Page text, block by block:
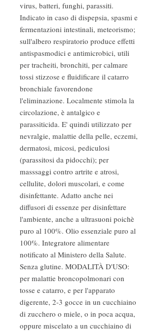
virus, batteri, funghi, parassiti.
Indicato in caso di dispepsia, spasmi e
fermentazioni intestinali, meteorismo;
sull'albero respiratorio produce effetti
antispasmodici e antimicrobici, utili
per tracheiti, bronchiti, per calmare
tossi stizzose e fluidificare il catarro
bronchiale favorendone
l'eliminazione. Localmente stimola la
circolazione, è antalgico e
parassiticida. E' quindi utilizzato per
nevralgie, malattie della pelle, eczemi,
dermatosi, micosi, pediculosi
(parassitosi da pidocchi); per
masssaggi contro artrite e atrosi,
cellulite, dolori muscolari, e come
disinfettante. Adatto anche nei
diffusori di essenze per disinfettare
l'ambiente, anche a ultrasuoni poichè
puro al 100%. Olio essenziale puro al
100%. Integratore alimentare
notificato al Ministero della Salute.
Senza glutine. MODALITÀ D'USO:
per malattie broncopolmonari con
tosse e catarro, e per l'apparato
digerente, 2-3 gocce in un cucchiaino
di zucchero o miele, o in poca acqua,
oppure miscelato a un cucchiaino di